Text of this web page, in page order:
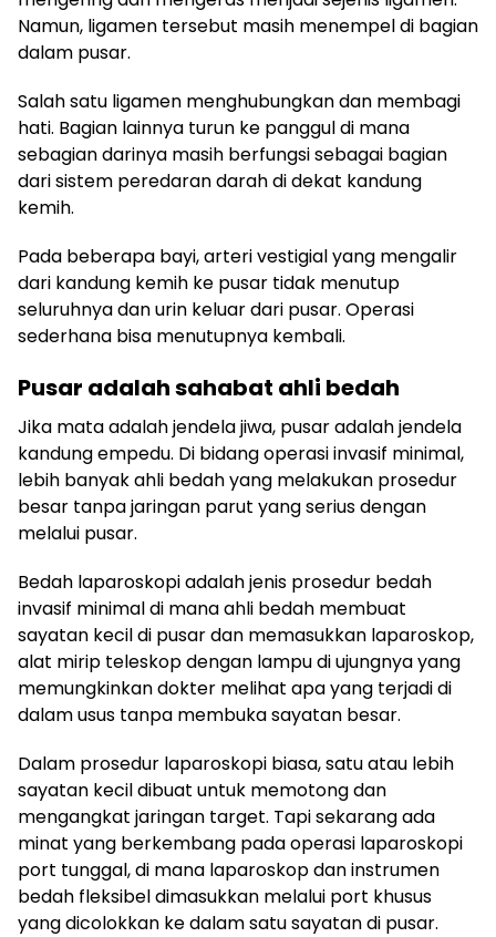
Namun, ligamen tersebut masih menempel di bagian
dalam pusar.
Salah satu ligamen menghubungkan dan membagi
hati. Bagian lainnya turun ke panggul di mana
sebagian darinya masih berfungsi sebagai bagian
dari sistem peredaran darah di dekat kandung
kemih.
Pada beberapa bayi, arteri vestigial yang mengalir
dari kandung kemih ke pusar tidak menutup
seluruhnya dan urin keluar dari pusar. Operasi
sederhana bisa menutupnya kembali.
Pusar adalah sahabat ahli bedah
Jika mata adalah jendela jiwa, pusar adalah jendela
kandung empedu. Di bidang operasi invasif minimal,
lebih banyak ahli bedah yang melakukan prosedur
besar tanpa jaringan parut yang serius dengan
melalui pusar.
Bedah laparoskopi adalah jenis prosedur bedah
invasif minimal di mana ahli bedah membuat
sayatan kecil di pusar dan memasukkan laparoskop,
alat mirip teleskop dengan lampu di ujungnya yang
memungkinkan dokter melihat apa yang terjadi di
dalam usus tanpa membuka sayatan besar.
Dalam prosedur laparoskopi biasa, satu atau lebih
sayatan kecil dibuat untuk memotong dan
mengangkat jaringan target. Tapi sekarang ada
minat yang berkembang pada operasi laparoskopi
port tunggal, di mana laparoskop dan instrumen
bedah fleksibel dimasukkan melalui port khusus
yang dicolokkan ke dalam satu sayatan di pusar.